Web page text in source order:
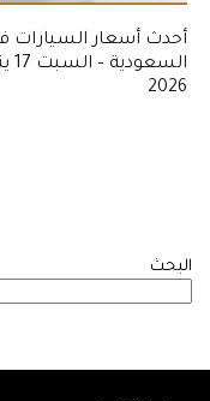
أحدث أسعار السيارات
2026
البحث